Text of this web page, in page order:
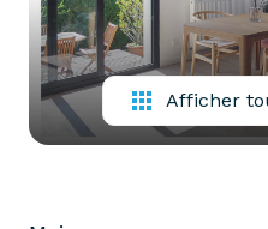
recherche
acheter
biens
pro
vendre
mon
bien
confiez-
Afficher